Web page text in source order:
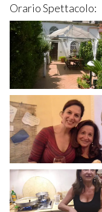
Orario Spettacolo: